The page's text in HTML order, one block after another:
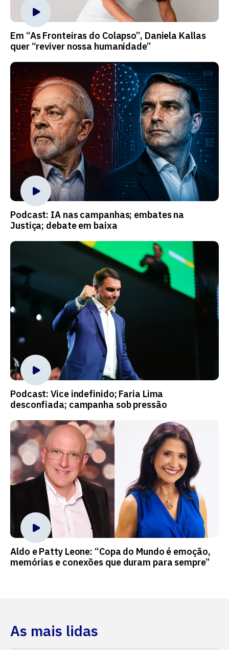
Em “As Fronteiras do Colapso”, Daniela Kallas
quer “reviver nossa humanidade”
Podcast: IA nas campanhas; embates na
Justiça; debate em baixa
Podcast: Vice indefinido; Faria Lima
desconfiada; campanha sob pressão
Aldo e Patty Leone: “Copa do Mundo é emoção,
memórias e conexões que duram para sempre”
As mais lidas